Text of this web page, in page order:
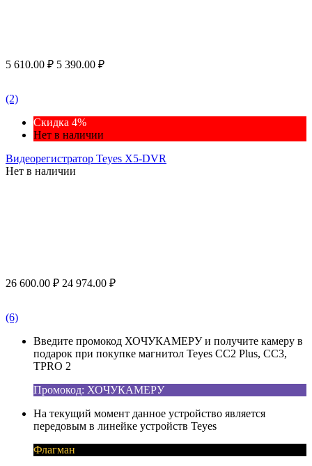
5 610.00 ₽ 5 390.00 ₽
(2)
Скидка 4%
Нет в наличии
Видеорегистратор Teyes X5-DVR
Нет в наличии
26 600.00 ₽ 24 974.00 ₽
(6)
Введите промокод ХОЧУКАМЕРУ и получите камеру в
подарок при покупке магнитол Teyes CC2 Plus, CC3,
TPRO 2
Промокод: ХОЧУКАМЕРУ
На текущий момент данное устройство является
передовым в линейке устройств Teyes
Флагман